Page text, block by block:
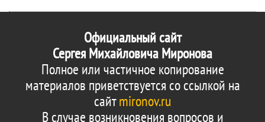
Официальный сайт
Сергея Михайловича Миронова
Полное или частичное копирование
материалов приветствуется со ссылкой на
сайтmironov.ru
В случае возникновения вопросов и